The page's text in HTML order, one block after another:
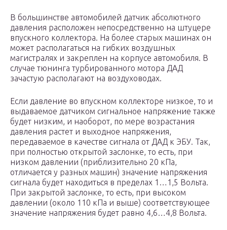
В большинстве автомобилей датчик абсолютного
давления расположен непосредственно на штуцере
впускного коллектора. На более старых машинах он
может располагаться на гибких воздушных
магистралях и закреплен на корпусе автомобиля. В
случае тюнинга турбированного мотора ДАД
зачастую располагают на воздуховодах.
Если давление во впускном коллекторе низкое, то и
выдаваемое датчиком сигнальное напряжение также
будет низким, и наоборот, по мере возрастания
давления растет и выходное напряжения,
передаваемое в качестве сигнала от ДАД к ЭБУ. Так,
при полностью открытой заслонке, то есть, при
низком давлении (приблизительно 20 кПа,
отличается у разных машин) значение напряжения
сигнала будет находиться в пределах 1…1,5 Вольта.
При закрытой заслонке, то есть, при высоком
давлении (около 110 кПа и выше) соответствующее
значение напряжения будет равно 4,6…4,8 Вольта.